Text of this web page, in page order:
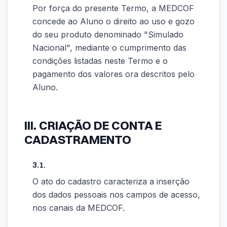
Por força do presente Termo, a MEDCOF
concede ao Aluno o direito ao uso e gozo
do seu produto denominado "Simulado
Nacional", mediante o cumprimento das
condições listadas neste Termo e o
pagamento dos valores ora descritos pelo
Aluno.
III. CRIAÇÃO DE CONTA E
CADASTRAMENTO
3.1.
O ato do cadastro caracteriza a inserção
dos dados pessoais nos campos de acesso,
nos canais da MEDCOF.